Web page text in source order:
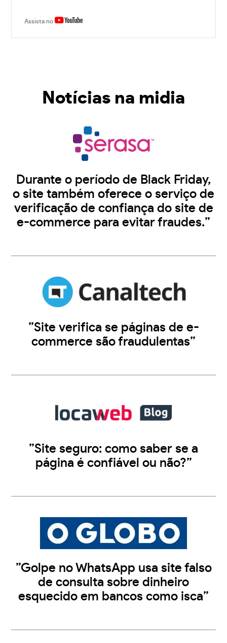
Assista no
Notícias na midia
Durante o período de Black Friday,
o site também oferece o serviço de
verificação de confiança do site de
e-commerce para evitar fraudes.”
”Site verifica se páginas de e-
commerce são fraudulentas”
”Site seguro: como saber se a
página é confiável ou não?”
”Golpe no WhatsApp usa site falso
de consulta sobre dinheiro
esquecido em bancos como isca”